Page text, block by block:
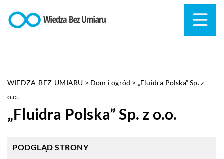
WIEDZA-BEZ-UMIARU > Dom i ogród > „Fluidra Polska” Sp. z
o.o.
„Fluidra Polska” Sp. z o.o.
PODGLĄD STRONY